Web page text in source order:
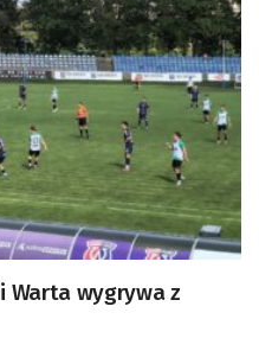
Warta wygrywa z